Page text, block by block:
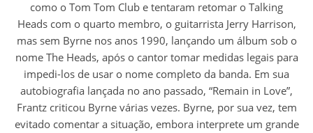
como o Tom Tom Club e tentaram retomar o Talking
Heads com o quarto membro, o guitarrista Jerry Harrison,
mas sem Byrne nos anos 1990, lançando um álbum sob o
nome The Heads, após o cantor tomar medidas legais para
impedi-los de usar o nome completo da banda. Em sua
autobiografia lançada no ano passado, “Remain in Love”,
Frantz criticou Byrne várias vezes. Byrne, por sua vez, tem
evitado comentar a situação, embora interprete um grande